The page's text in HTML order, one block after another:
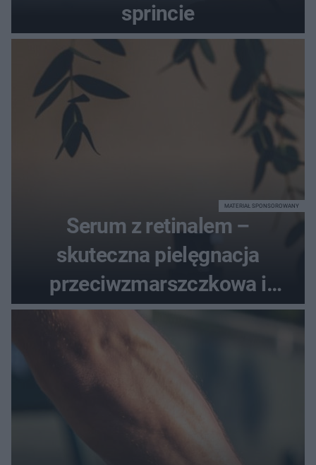
sprincie
Serum z retinalem –
skuteczna pielęgnacja
przeciwzmarszczkowa i
regenerująca
MATERIAŁ SPONSOROWANY